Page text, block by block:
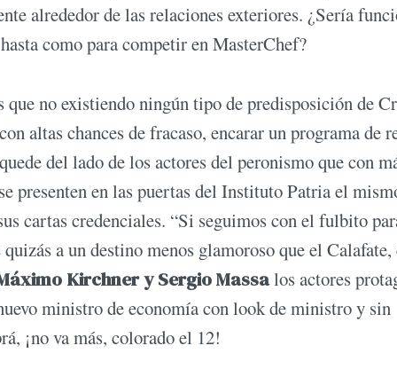
alrededor de las relaciones exteriores. ¿Sería
como para competir en MasterChef?
que no existiendo ningún tipo de predisposición de
altas chances de fracaso, encarar un programa de
del lado de los actores del peronismo que con
presenten en las puertas del Instituto Patria el
cartas credenciales. “Si seguimos con el fulbito
a un destino menos glamoroso que el
Kirchner y Sergio Massalos actores
ministro de economía con look de ministro y sin
¡no va más, colorado el 12!